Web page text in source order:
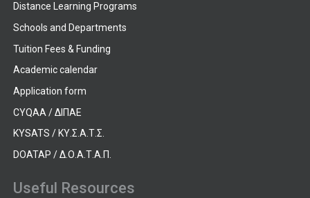
Distance Learning Programs
Schools and Departments
Tuition Fees & Funding
Academic calendar
Application form
CYQAA / ΔΙΠΑΕ
KYSATS / ΚΥ.Σ.Α.Τ.Σ.
DOATAP / Δ.Ο.Α.Τ.Α.Π.
Useful Resources